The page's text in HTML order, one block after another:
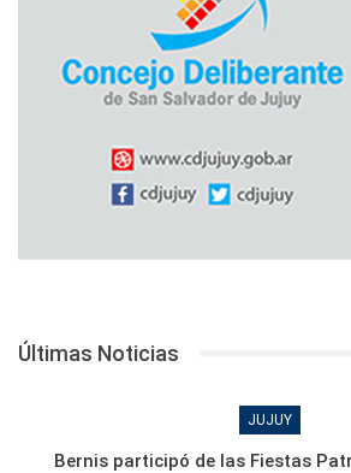
Últimas Noticias
JUJUY
Bernis participó de las Fiestas